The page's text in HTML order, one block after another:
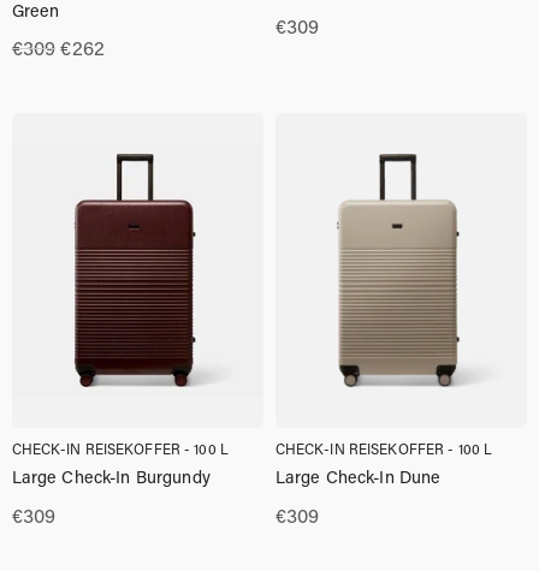
€309Ursprünglicher
€262
Green
€309
CHECK-IN REISEKOFFER - 100 L
€309
Large Check-In Burgundy
CHECK-IN REISEKOFFER - 100 L
€309
Large Check-In Dune